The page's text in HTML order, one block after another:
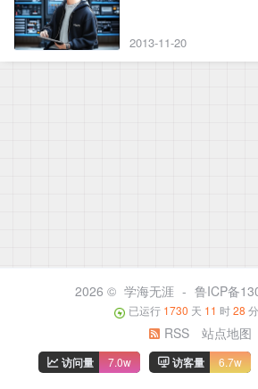
2013-11-20
2026 © 学海无涯 - 鲁ICP备
已运行 1730 天 11 时28 分
RSS 站点地图
访问量 7.0w 访客量 6.7w